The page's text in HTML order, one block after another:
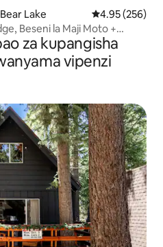
Lake Ukadiriaji wa
4.95 (256)
Beseni la Maji Moto +
za kupangisha
vipenzi